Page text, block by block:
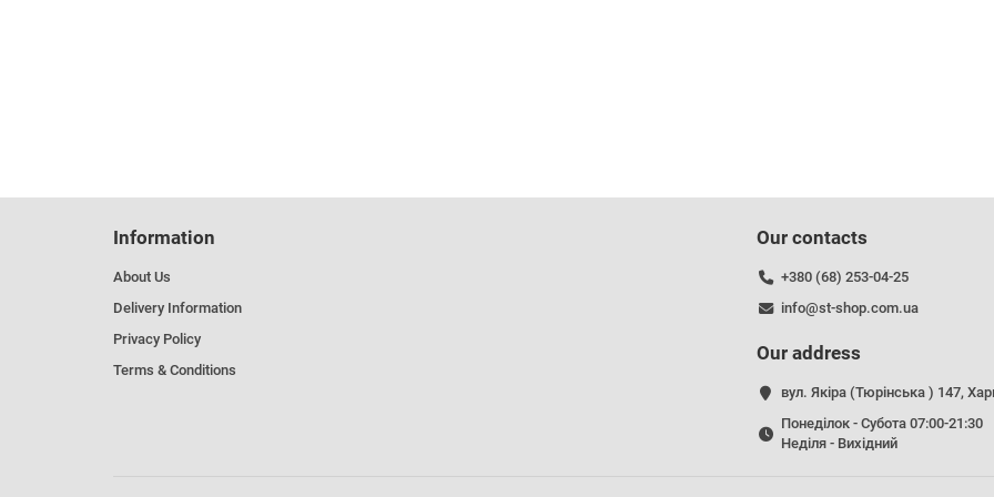
Information
About Us
Delivery Information
Privacy Policy
Terms & Conditions
Our contacts
+380 (68) 253-04-25
info@st-shop.com.ua
Our address
вул. Якіра (Тюрінська ) 147,
Понеділок - Субота 07:00-21:30
Неділя - Вихідний